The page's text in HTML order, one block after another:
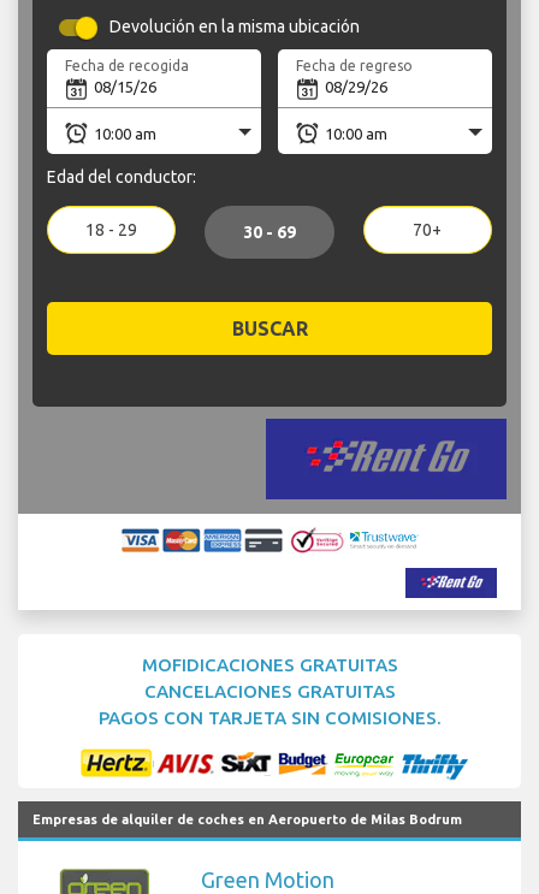
Devolución en la misma ubicación
Fecha de recogida Fecha de regreso
Edad del conductor:
18 - 29 30 - 69 70+
BUSCAR
MOFIDICACIONES GRATUITAS
CANCELACIONES GRATUITAS
PAGOS CON TARJETA SIN COMISIONES.
Empresas de alquiler de coches en Aeropuerto de Milas Bodrum
Green Motion